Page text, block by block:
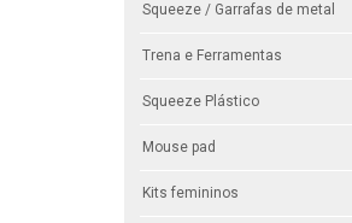
Squeeze / Garrafas de metal
Trena e Ferramentas
Squeeze Plástico
Mouse pad
Kits femininos